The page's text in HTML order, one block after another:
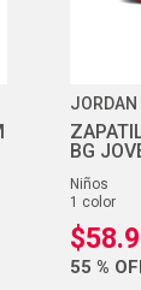
JORDAN
BG
niños
1 color
$58.
55 %